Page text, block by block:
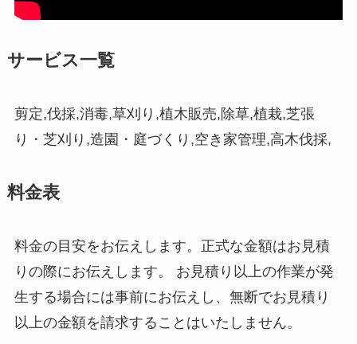
サービス一覧
剪定,伐採,消毒,草刈り,植木販売,除草,植栽,芝張
り・芝刈り,造園・庭づくり,空き家管理,高木伐採,
料金表
料金の目安をお伝えします。正式な金額はお見積
りの際にお伝えします。 お見積り以上の作業が発
生する場合には事前にお伝えし、無断でお見積り
以上の金額を請求することはいたしません。